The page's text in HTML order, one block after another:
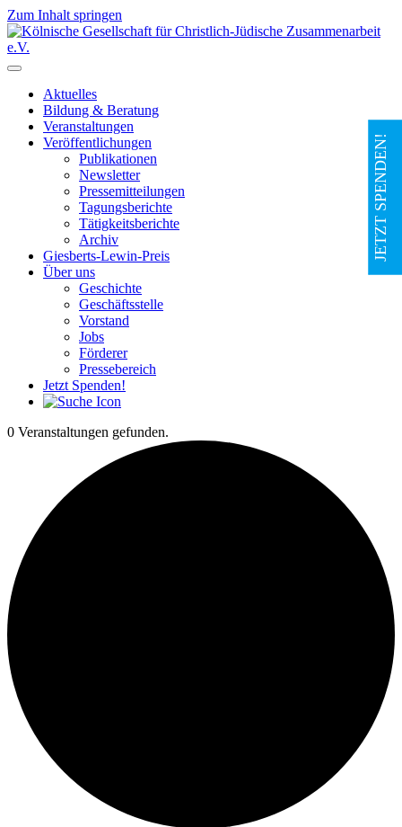
Zum Inhalt springen
Hauptnavigation
Aktuelles
Bildung & Beratung
Veranstaltungen
Veröffentlichungen
Publikationen
Newsletter
Pressemitteilungen
Tagungsberichte
Tätigkeitsberichte
Archiv
Giesberts-Lewin-Preis
Über uns
Geschichte
Geschäftsstelle
Vorstand
Jobs
Förderer
Pressebereich
Jetzt Spenden!
0 Veranstaltungen gefunden.
JETZT SPENDEN!